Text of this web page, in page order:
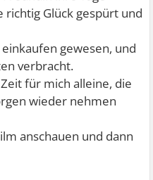
Glück gespürt und
gewesen, und
verbracht.
für mich alleine, die
wieder nehmen
anschauen und dann